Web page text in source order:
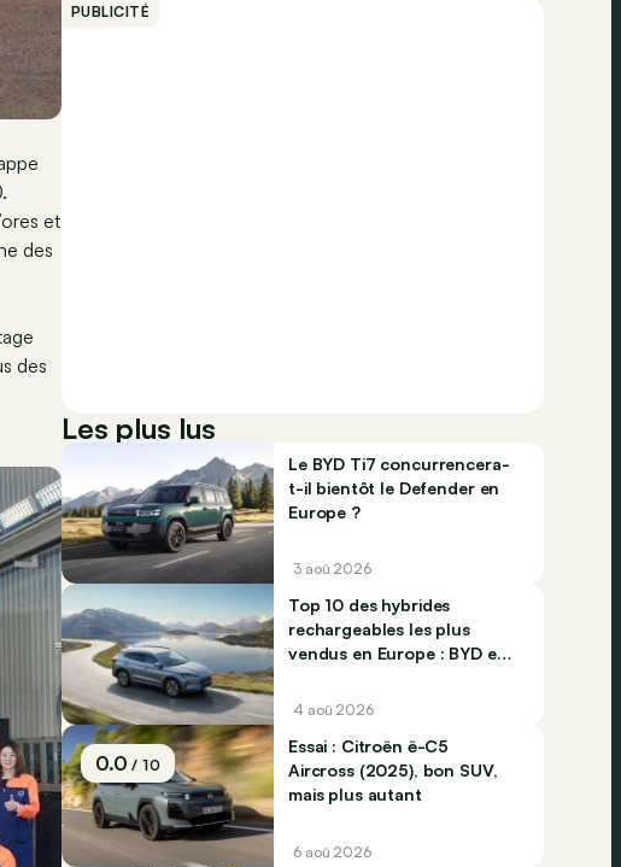
et
des
des
PUBLICITÉ
Les plus lus
Le BYD Ti7 concurrencera-
t-il bientôt le Defender en
Europe ?
3 aoû 2026
Top 10 des hybrides
rechargeables les plus
vendus en Europe : BYD et
4 aoû 2026
0.0/ 10
Essai : Citroën ë-C5
Aircross (2025), bon SUV,
mais plus autant
6 aoû 2026